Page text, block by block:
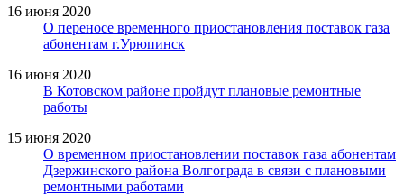
16 июня 2020
О переносе временного приостановления поставок газа
абонентам г.Урюпинск
16 июня 2020
В Котовском районе пройдут плановые ремонтные
работы
15 июня 2020
О временном приостановлении поставок газа абонентам
Дзержинского района Волгограда в связи с плановыми
ремонтными работами